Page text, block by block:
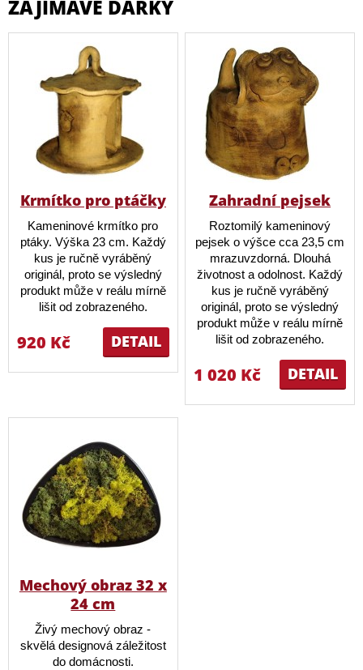
ZAJÍMAVÉ DÁRKY
Krmítko pro ptáčky
Kameninové krmítko pro
ptáky. Výška 23 cm. Každý
kus je ručně vyráběný
originál, proto se výsledný
produkt může v reálu mírně
lišit od zobrazeného.
DETAIL
920 Kč
Zahradní pejsek
Roztomilý kameninový
pejsek o výšce cca 23,5 cm
mrazuvzdorná. Dlouhá
životnost a odolnost. Každý
kus je ručně vyráběný
originál, proto se výsledný
produkt může v reálu mírně
lišit od zobrazeného.
DETAIL
1 020 Kč
Mechový obraz 32 x
24 cm
Živý mechový obraz -
skvělá designová záležitost
do domácnosti.